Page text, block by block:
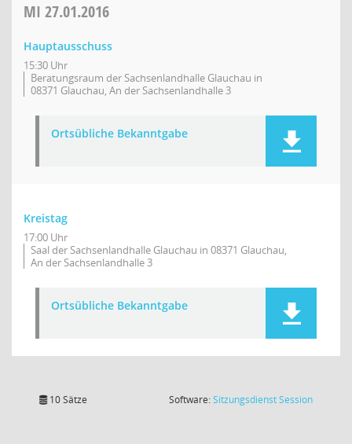
MI 27.01.2016
Hauptausschuss
15:30 Uhr
Beratungsraum der Sachsenlandhalle Glauchau in
08371 Glauchau, An der Sachsenlandhalle 3
Ortsübliche Bekanntgabe
Kreistag
17:00 Uhr
Saal der Sachsenlandhalle Glauchau in 08371 Glauchau,
An der Sachsenlandhalle 3
Ortsübliche Bekanntgabe
10 Sätze Software:SitzungsdienstSession(Wird in